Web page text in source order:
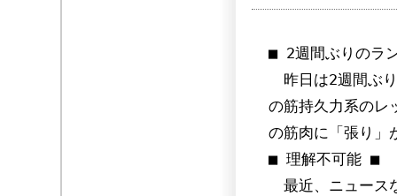
■ 2週間ぶりのラ
昨日は2週間ぶ
の筋持久力系のレ
の筋肉に「張り」
■ 理解不可能 ■
最近、ニュース